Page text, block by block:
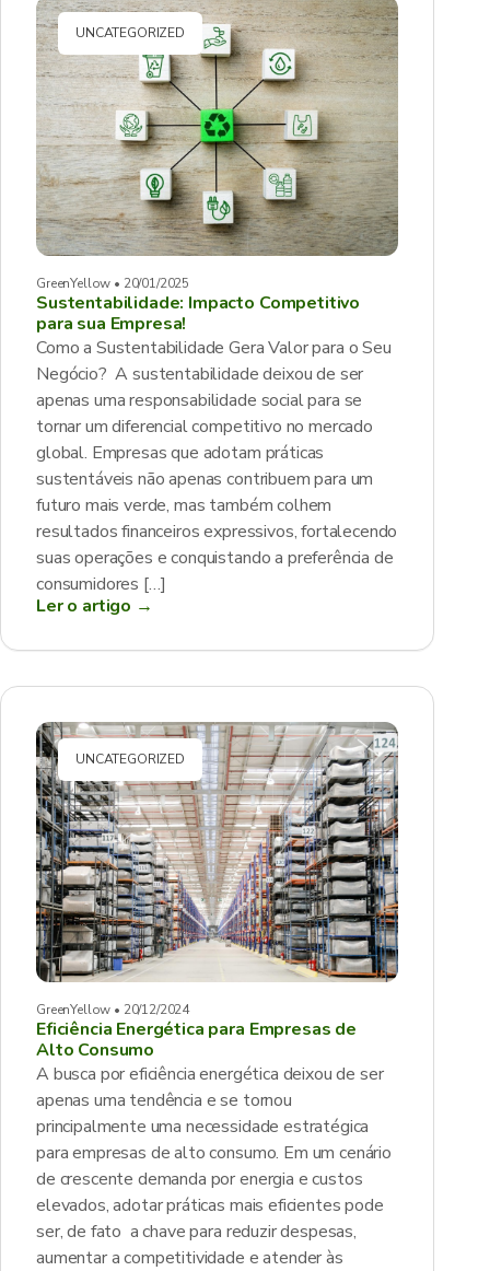
UNCATEGORIZED
GreenYellow • 20/01/2025
Sustentabilidade: Impacto Competitivo
para sua Empresa!
Como a Sustentabilidade Gera Valor para o Seu
Negócio? A sustentabilidade deixou de ser
apenas uma responsabilidade social para se
tornar um diferencial competitivo no mercado
global. Empresas que adotam práticas
sustentáveis não apenas contribuem para um
futuro mais verde, mas também colhem
resultados financeiros expressivos, fortalecendo
suas operações e conquistando a preferência de
consumidores […]
Ler o artigo →
UNCATEGORIZED
GreenYellow • 20/12/2024
Eficiência Energética para Empresas de
Alto Consumo
A busca por eficiência energética deixou de ser
apenas uma tendência e se tornou
principalmente uma necessidade estratégica
para empresas de alto consumo. Em um cenário
de crescente demanda por energia e custos
elevados, adotar práticas mais eficientes pode
ser, de fato a chave para reduzir despesas,
aumentar a competitividade e atender às